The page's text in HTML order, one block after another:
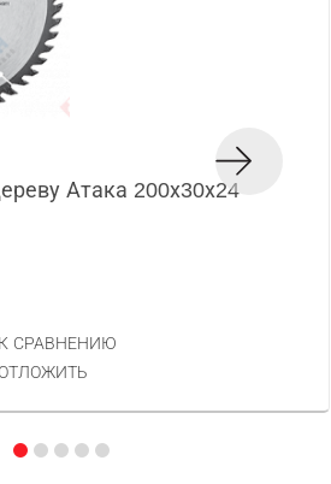
Атака 200х30х24
К СРАВНЕНИЮ